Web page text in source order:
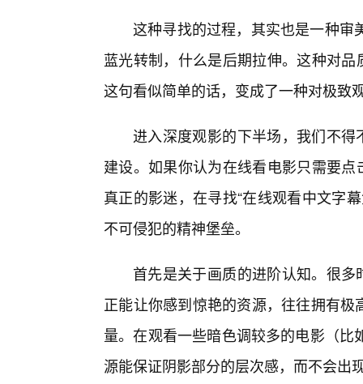
这种寻找的过程，其实也是一种审
蓝光转制，什么是后期拉伸。这种对
这句看似简单的话，变成了一种对极致
进入深度观影的下半场，我们不得
建设。如果你认为在线看电影只需要
真正的影迷，在寻找“在线观看中文字
不可侵犯的精神堡垒。
首先是关于画质的进阶认知。很多
正能让你感到惊艳的资源，往往拥有
量。在观看一些暗色调较多的电影（
源能保证阴影部分的层次感，而不会出